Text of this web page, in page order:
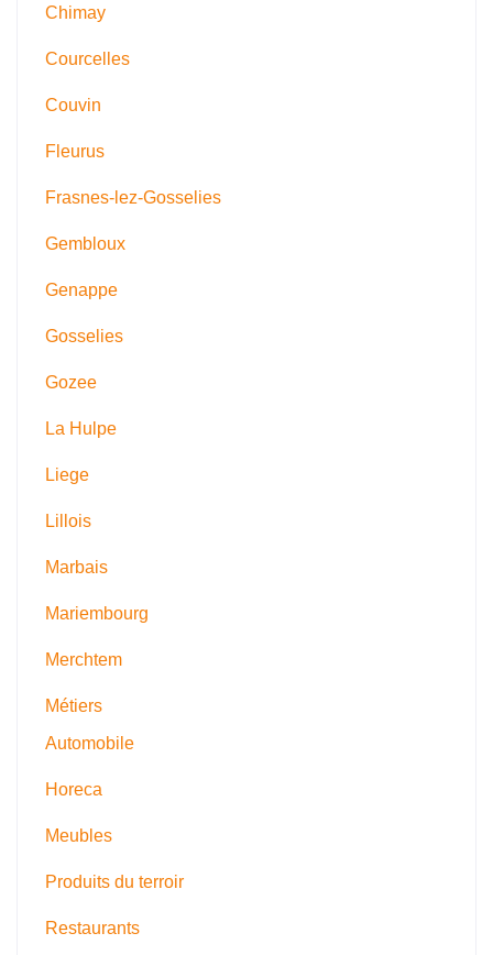
Chimay
Courcelles
Couvin
Fleurus
Frasnes-lez-Gosselies
Gembloux
Genappe
Gosselies
Gozee
La Hulpe
Liege
Lillois
Marbais
Mariembourg
Merchtem
Métiers
Automobile
Horeca
Meubles
Produits du terroir
Restaurants